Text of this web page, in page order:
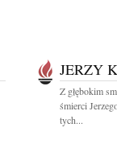
JERZY
Z głębokim
śmierci
tych...